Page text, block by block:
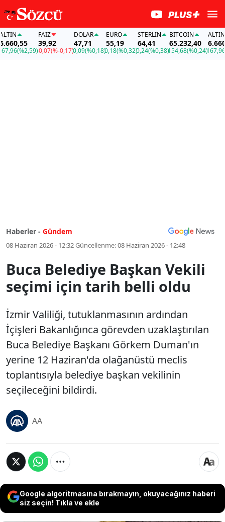
(%2,59)
FAİZ
39,92
-0,07(%-0,17)
DOLAR
47,71
0,09(%0,18)
EURO
55,19
0,18(%0,32)
STERLIN
64,41
0,24(%0,38)
BITCOIN
65.232,40
154,68(%0,24)
ALTIN
167,96
Haberler - Gündem
08 Haziran 2026 - 12:32Güncellenme:08 Haziran 2026 - 12:48
Buca Belediye Başkan Vekili
seçimi için tarih belli oldu
İzmir Valiliği, tutuklanmasının ardından
İçişleri Bakanlığınca görevden uzaklaştırılan
Buca Belediye Başkanı Görkem Duman'ın
yerine 12 Haziran'da olağanüstü meclis
toplantısıyla belediye başkan vekilinin
seçileceğini bildirdi.
AA
Google algoritmasına bırakmayın, okuyacağınız haberi
siz seçin! Tıkla ve ekle